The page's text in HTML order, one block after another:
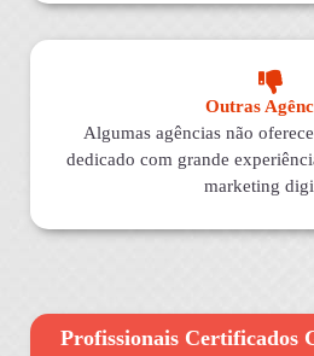
Outras
Algumas agências não
dedicado com grande
marketing
Profissionais Certificados